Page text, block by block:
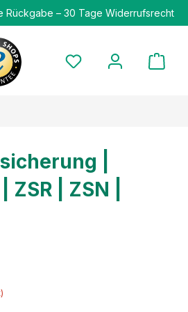
Rückgabe – 30 Tage Widerrufsrecht
|
| ZSN |